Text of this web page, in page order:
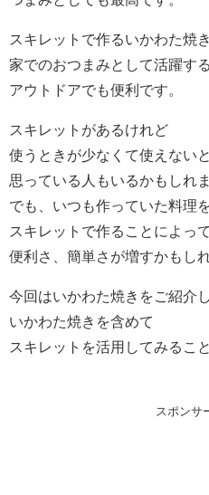
スキレットで作るいかわた焼
家でのおつまみとして活躍す
アウトドアでも便利です。
スキレットがあるけれど
使うときが少なくて使えないと
思っている人もいるかもしれま
でも、いつも作っていた料理
スキレットで作ることによって
便利さ、簡単さが増すかもし
今回はいかわた焼きをご紹介
いかわた焼きを含めて
スキレットを活用してみるこ
スポンサ